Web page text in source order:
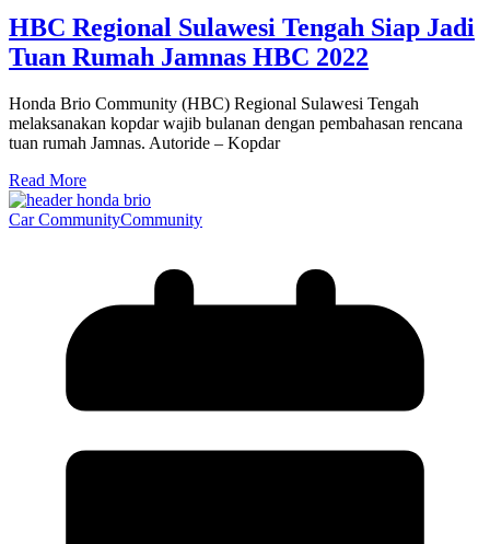
HBC Regional Sulawesi Tengah Siap Jadi
Tuan Rumah Jamnas HBC 2022
Honda Brio Community (HBC) Regional Sulawesi Tengah
melaksanakan kopdar wajib bulanan dengan pembahasan rencana
tuan rumah Jamnas. Autoride – Kopdar
Read More
Car CommunityCommunity